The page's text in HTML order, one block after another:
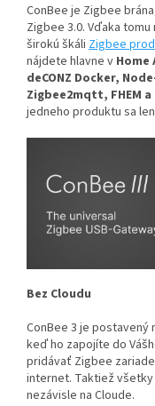
ConBee je Zigbee
Zigbee 3.0. Vďaka
širokú škáli Zigbee
nájdete hlavne v
deCONZ Docker,
Zigbee2mqtt, FHEM
jedneho produktu sa
Bez Cloudu
ConBee 3 je postavený
keď ho zapojíte do
pridávať Zigbee
internet. Taktiež všetky
nezávisle na Cloude.